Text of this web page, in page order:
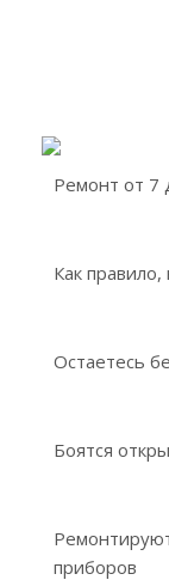
Ремонт от 7
Как правило,
Остаетесь
Боятся
приборов